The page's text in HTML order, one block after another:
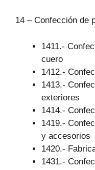
14 – Confección de
1411.-
cuero
1412.-
1413.-
exteriores
1414.-
1419.-
y accesorios
1420.-
1431.-